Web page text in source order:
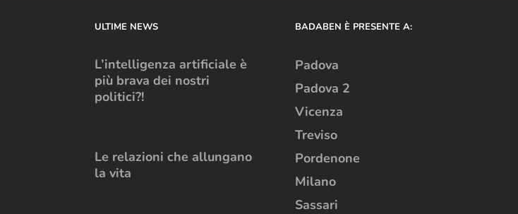
ULTIME NEWS
L’intelligenza artificiale è
più brava dei nostri
politici?!
Le relazioni che allungano
la vita
BADABEN È PRESENTE A:
Padova
Padova 2
Vicenza
Treviso
Pordenone
Milano
Sassari